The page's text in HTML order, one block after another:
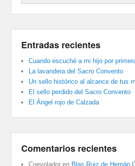
Entradas recientes
Cuando escuché a mi hijo por
La lavandera del Sacro Convento
Un sello histórico al alcance de tus
El sello perdido del Sacro Convento
El Ángel rojo de Calzada
Comentarios recientes
Coevolador en Blas Ruiz de Hernán